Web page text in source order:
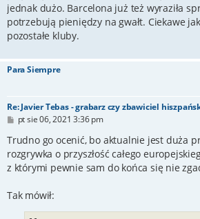
jednak dużo. Barcelona już też wyraziła
potrzebują pieniędzy na gwałt. Ciekawe
pozostałe kluby.
Para Siempre
Re: Javier Tebas - grabarz czy zbawiciel
P
s
pt sie 06, 2021 3:36 pm
Trudno go ocenić, bo aktualnie jest duża
rozgrywka o przyszłość całego
z którymi pewnie sam do końca się nie
Tak mówił: